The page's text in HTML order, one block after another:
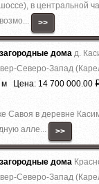
в центральной
>>
дома д.
Северо-Запад
м Цена: 14 700 000.00
Савоя в деревне
алле...
>>
дома
Северо-Запад